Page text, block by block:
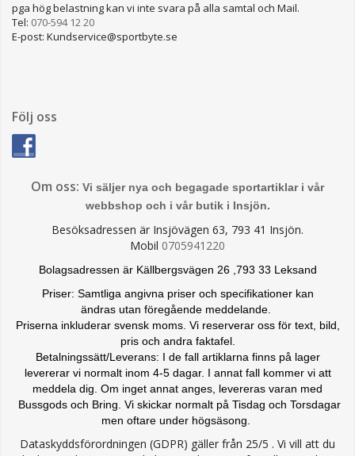
pga hög belastning kan vi inte svara på alla samtal och Mail.
Tel: 070-594 12 20
E-post: Kundservice@sportbyte.se
Följ oss
Om oss: Vi säljer nya och begagade sportartiklar i vår
webbshop och i vår butik i Insjön.
Besöksadressen är Insjövägen 63, 793 41 Insjön.
Mobil 0705941220
Bolagsadressen är Källbergsvägen 26 ,793 33 Leksand
Priser: Samtliga angivna priser och specifikationer kan
ändras utan föregående meddelande.
Priserna inkluderar svensk moms. Vi reserverar oss för text, bild,
pris och andra faktafel.
Betalningssätt/Leverans: I de fall artiklarna finns på lager
levererar vi normalt inom 4-5 dagar. I annat fall kommer vi att
meddela dig. Om inget annat anges, levereras varan med
Bussgods och Bring. Vi skickar normalt på Tisdag och Torsdagar
men oftare under högsäsong.
Dataskyddsförordningen (GDPR) gäller från 25/5 . Vi vill att du